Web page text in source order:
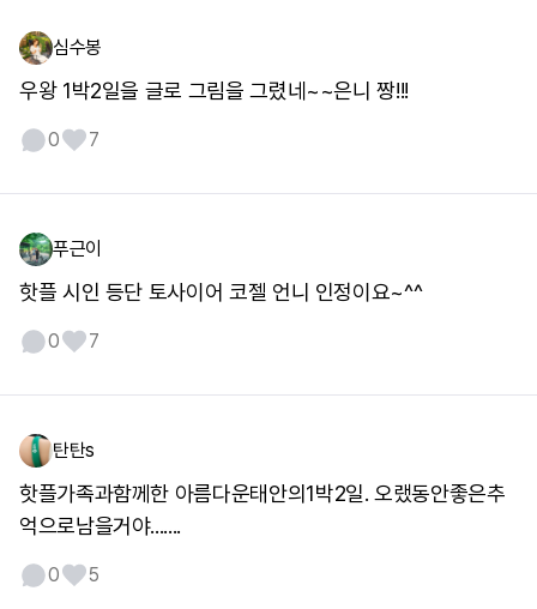
심수봉
우왕 1박2일을 글로 그림을 그렸네~~은니 짱!!!
0 7
푸근이
핫플 시인 등단 토사이어 코젤 언니 인정이요~^^
0 7
탄탄s
핫플가족과함께한 아름다운태안의1박2일. 오랬동안좋은추
억으로남을거야.......
0 5